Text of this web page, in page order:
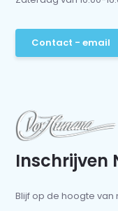
Contact - email
Inschrijven
Blijf op de hoogte